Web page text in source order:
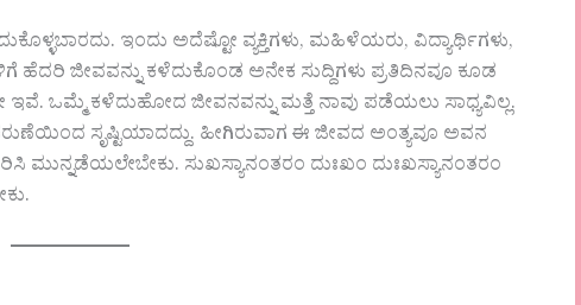
ಇಂದು ಅದೆಷ್ಟೋ ವ್ಯಕ್ತಿಗಳು, ಮಹಿಳೆಯರು, ವಿದ್ಯಾರ್ಥಿಗಳು,
ಹೆದರಿ ಜೀವವನ್ನು ಕಳೆದುಕೊಂಡ ಅನೇಕ ಸುದ್ದಿಗಳು ಪ್ರತಿದಿನವೂ ಕೂಡ
ಇವೆ. ಒಮ್ಮೆ ಕಳೆದುಹೋದ ಜೀವನವನ್ನು ಮತ್ತೆ ನಾವು ಪಡೆಯಲು ಸಾಧ್ಯವಿಲ್ಲ.
ಸೃಷ್ಟಿಯಾದದ್ದು. ಹೀಗಿರುವಾಗ ಈ ಜೀವದ ಅಂತ್ಯವೂ ಅವನ
ಮುನ್ನಡೆಯಲೇಬೇಕು. ಸುಖಸ್ಯಾನಂತರಂ ದುಃಖಂ ದುಃಖಸ್ಯಾನಂತರಂ